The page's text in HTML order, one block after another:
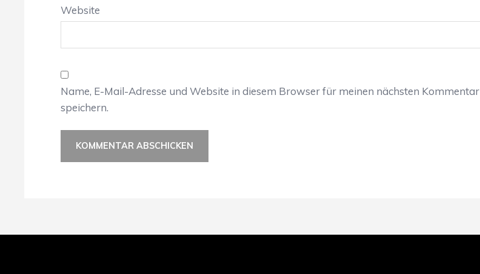
Website
Name, E-Mail-Adresse und Website in diesem Browser für meinen nächsten Kommentar
speichern.